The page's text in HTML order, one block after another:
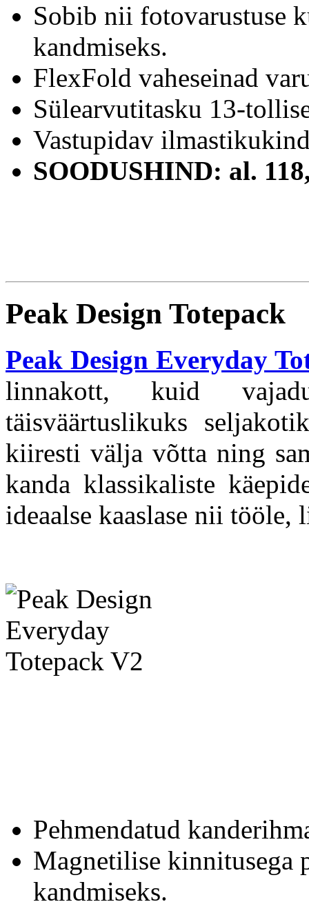
Sobib nii fotovarustuse
kandmiseks.
FlexFold vaheseinad
Sülearvutitasku 13-
Vastupidav
SOODUSHIND: al.
Peak Design Totepack
Peak Design Everyday
linnakott, kuid
täisväärtuslikuks
kiiresti välja võtta ning
kanda klassikaliste
ideaalse kaaslase nii
Pehmendatud
Magnetilise kinnitusega
kandmiseks.